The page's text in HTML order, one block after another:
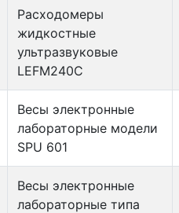
Расходомеры
жидкостные
ультразвуковые
LEFM240C
Весы электронные
лабораторные модели
SPU 601
Весы электронные
лабораторные типа